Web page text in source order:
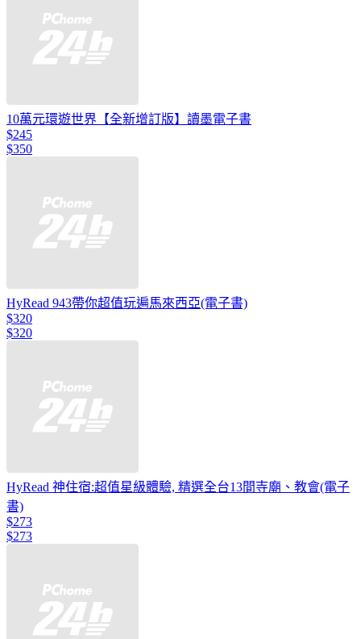
10萬元環遊世界【全新增訂版】讀墨電子書
$245
$350
HyRead 943帶你超值玩遍馬來西亞(電子書)
$320
$320
HyRead 神住宿:超值星級體驗, 精選全台13間寺廟、教會(電子
書)
$273
$273